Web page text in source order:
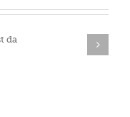
⭐️ Wir verabschieden